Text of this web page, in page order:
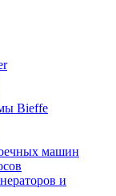
Bieffe
машин
и